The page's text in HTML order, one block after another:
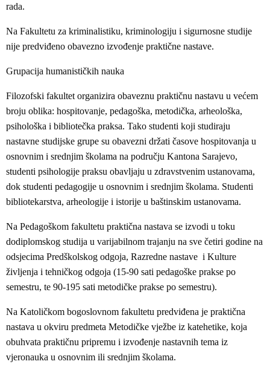
rada.
Na Fakultetu za kriminalistiku, kriminologiju i sigurnosne studije
nije predviđeno obavezno izvođenje praktične nastave.
Grupacija humanističkih nauka
Filozofski fakultet organizira obaveznu praktičnu nastavu u većem
broju oblika: hospitovanje, pedagoška, metodička, arheološka,
psihološka i bibliotečka praksa. Tako studenti koji studiraju
nastavne studijske grupe su obavezni držati časove hospitovanja u
osnovnim i srednjim školama na području Kantona Sarajevo,
studenti psihologije praksu obavljaju u zdravstvenim ustanovama,
dok studenti pedagogije u osnovnim i srednjim školama. Studenti
bibliotekarstva, arheologije i istorije u baštinskim ustanovama.
Na Pedagoškom fakultetu praktična nastava se izvodi u toku
dodiplomskog studija u varijabilnom trajanju na sve četiri godine na
odsjecima Predškolskog odgoja, Razredne nastave i Kulture
življenja i tehničkog odgoja (15-90 sati pedagoške prakse po
semestru, te 90-195 sati metodičke prakse po semestru).
Na Katoličkom bogoslovnom fakultetu predviđena je praktična
nastava u okviru predmeta Metodičke vježbe iz katehetike, koja
obuhvata praktičnu pripremu i izvođenje nastavnih tema iz
vjeronauka u osnovnim ili srednjim školama.